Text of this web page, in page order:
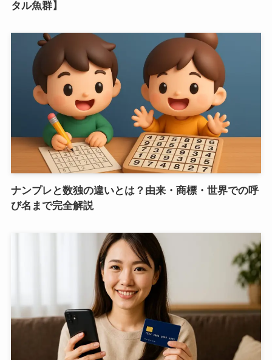
タル魚群】
ナンプレと数独の違いとは？由来・商標・世界での呼
び名まで完全解説